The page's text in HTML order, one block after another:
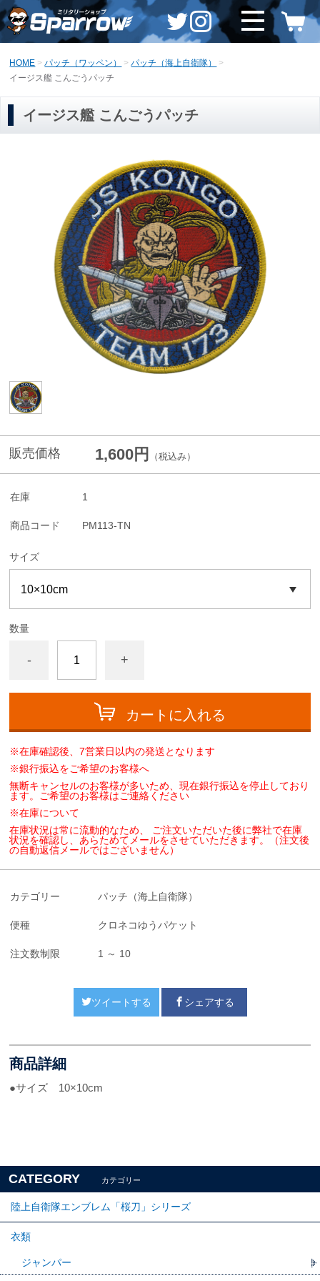
HOME パッチ（ワッペン）
パッチ（海上自衛隊）
イージス艦 こんごうパッチ
イージス艦 こんごうパッチ
販売価格 1,600円 （税込み）
在庫 1
商品コード PM113-TN
サイズ
数量
- +
カートに入れる
※在庫確認後、7営業日以内の発送となります
※銀行振込をご希望のお客様へ
無断キャンセルのお客様が多いため、現在銀行振込を停止しており
ます。ご希望のお客様はご連絡ください
※在庫について
在庫状況は常に流動的なため、 ご注文いただいた後に弊社で在庫
状況を確認し、あらためてメールをさせていただきます。（注文後
の自動返信メールではございません）
カテゴリー パッチ（海上自衛隊）
便種 クロネコゆうパケット
注文数制限 1 ～ 10
ツイートする シェアする
商品詳細
●サイズ 10×10cm
CATEGORY カテゴリー
陸上自衛隊エンブレム「桜刀」シリーズ
衣類
ジャンパー